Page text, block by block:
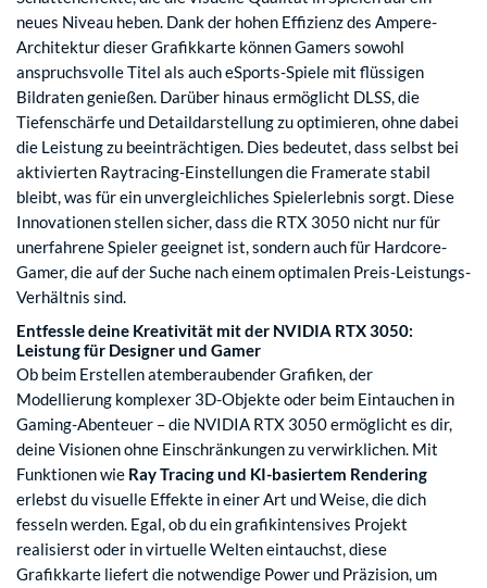
neues Niveau heben. Dank der hohen Effizienz des Ampere-
Architektur dieser Grafikkarte können Gamers sowohl
anspruchsvolle Titel als auch eSports-Spiele mit flüssigen
Bildraten genießen. Darüber hinaus ermöglicht DLSS, die
Tiefenschärfe und Detaildarstellung zu optimieren, ohne dabei
die Leistung zu beeinträchtigen. Dies bedeutet, dass selbst bei
aktivierten Raytracing-Einstellungen die Framerate stabil
bleibt, was für ein unvergleichliches Spielerlebnis sorgt. Diese
Innovationen stellen sicher, dass die RTX 3050 nicht nur für
unerfahrene Spieler geeignet ist, sondern auch für Hardcore-
Gamer, die auf der Suche nach einem optimalen Preis-Leistungs-
Verhältnis sind.
Entfessle deine Kreativität mit der NVIDIA RTX 3050:
Leistung für Designer und Gamer
Ob beim Erstellen atemberaubender Grafiken, der
Modellierung komplexer 3D-Objekte oder beim Eintauchen in
Gaming-Abenteuer – die NVIDIA RTX 3050 ermöglicht es dir,
deine Visionen ohne Einschränkungen zu verwirklichen. Mit
Funktionen wie Ray Tracing und KI-basiertem Rendering
erlebst du visuelle Effekte in einer Art und Weise, die dich
fesseln werden. Egal, ob du ein grafikintensives Projekt
realisierst oder in virtuelle Welten eintauchst, diese
Grafikkarte liefert die notwendige Power und Präzision, um